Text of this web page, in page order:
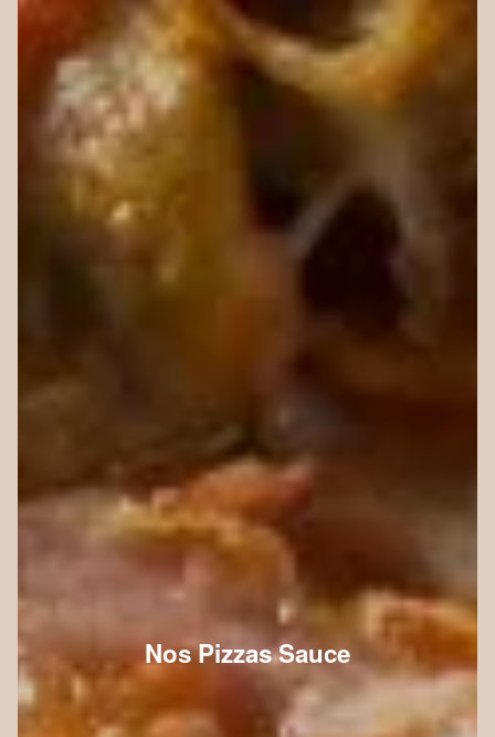
Nos Pizzas Sauce